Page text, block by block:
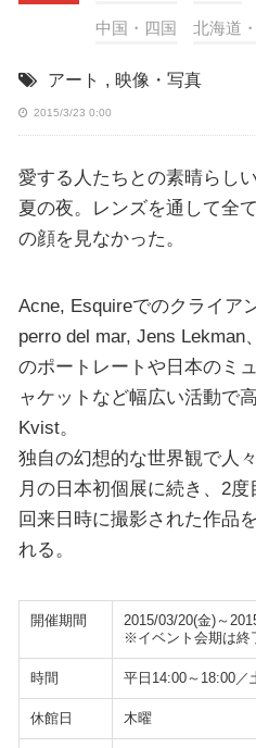
中国・四国 北海道
アート , 映像・写真
2015/3/23 0:00
愛する人たちとの素晴らし
夏の夜。レンズを通して全
の顔を見なかった。
Acne, Esquireでのクライア
perro del mar, Jens Lekman
のポートレートや日本のミ
ャケットなど幅広い活動で
Kvist。
独自の幻想的な世界観で人
月の日本初個展に続き、2
回来日時に撮影された作品
れる。
開催期間
2015/03/20(金)～
※イベント会期は終
時間 平日14:00～18:00／
休館日 木曜